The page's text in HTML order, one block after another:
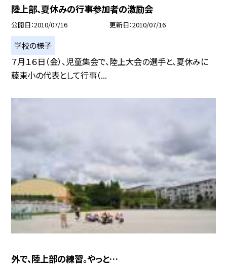
陸上部、夏休みの行事参加者の激励会
公開日 2010/07/16 更新日 2010/07/16
学校の様子
７月１６日（金）、児童集会で、陸上大会の選手と、夏休みに
藤東小の代表として行事（...
外で、陸上部の練習。やっと…